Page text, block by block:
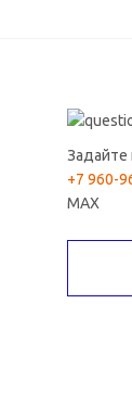
Задайте
+7 960-
MAX